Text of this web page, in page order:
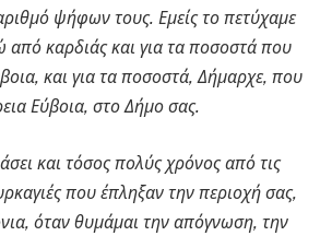
ψήφων τους. Εμείς το πετύχαμε
από καρδιάς και για τα ποσοστά που
και για τα ποσοστά, Δήμαρχε, που
Εύβοια, στο Δήμο σας.
και τόσος πολύς χρόνος από τις
που έπληξαν την περιοχή σας,
όταν θυμάμαι την απόγνωση, την